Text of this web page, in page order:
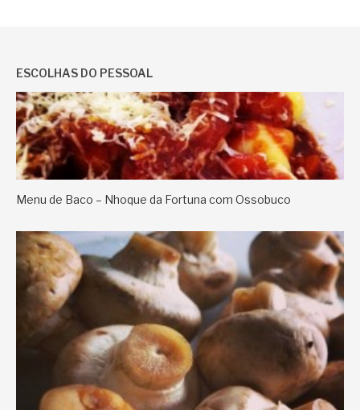
ESCOLHAS DO PESSOAL
Menu de Baco – Nhoque da Fortuna com Ossobuco